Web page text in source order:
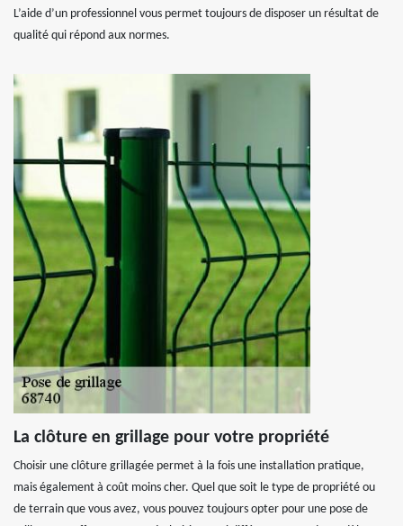
L’aide d’un professionnel vous permet toujours de disposer un résultat de
qualité qui répond aux normes.
La clôture en grillage pour votre propriété
Choisir une clôture grillagée permet à la fois une installation pratique,
mais également à coût moins cher. Quel que soit le type de propriété ou
de terrain que vous avez, vous pouvez toujours opter pour une pose de